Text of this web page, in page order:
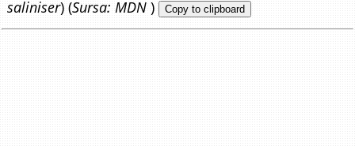
saliniser) (Sursa: MDN ) Copy to clipboard